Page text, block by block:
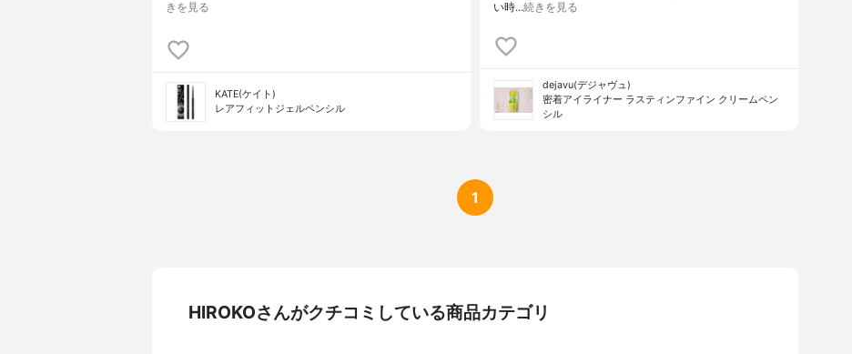
きを見る
KATE(ケイト)
レアフィットジェルペンシル
い時…続きを見る
dejavu(デジャヴュ)
密着アイライナー ラスティンファイン クリームペン
シル
1
HlROKOさんがクチコミしている商品カテゴリ